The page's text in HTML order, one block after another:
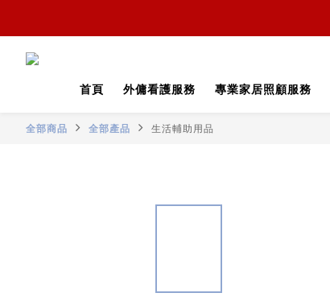
首頁 外傭看護服務 專業家居照顧服務
全部商品 全部產品 生活輔助用品